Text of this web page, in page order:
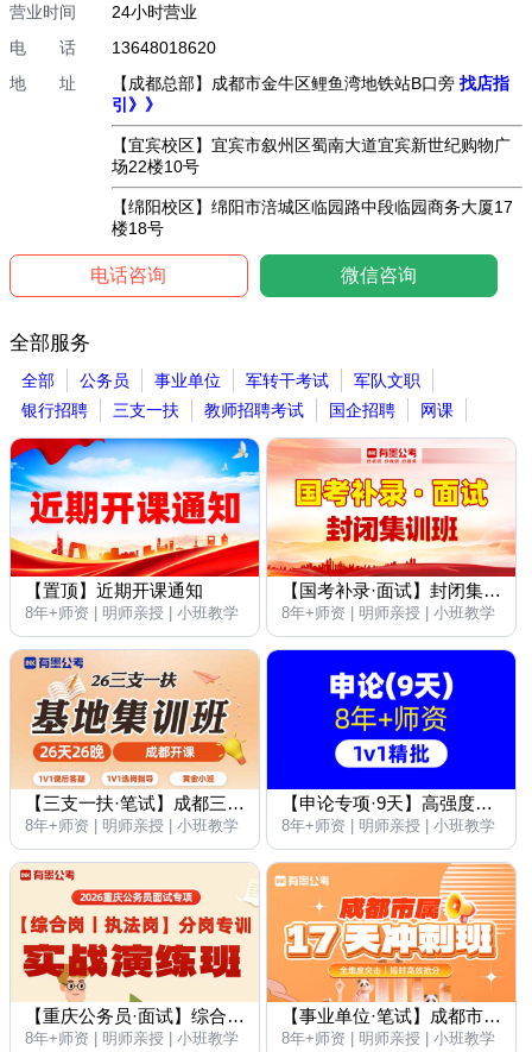
营业时间
24小时营业
电 话
13648018620
地 址
【成都总部】成都市金牛区鲤鱼湾地铁站B口旁找店指
引》》
【宜宾校区】宜宾市叙州区蜀南大道宜宾新世纪购物广
场22楼10号
【绵阳校区】绵阳市涪城区临园路中段临园商务大厦17
楼18号
电话咨询 微信咨询
全部服务
全部 公务员 事业单位 军转干考试
军队文职
银行招聘
三支一扶 教师招聘考试 国企招聘 网课
【置顶】近期开课通知
8年+师资 | 明师亲授 | 小班教学
【国考补录·面试】封闭集训班6天6晚
8年+师资 | 明师亲授 | 小班教学
【三支一扶·笔试】成都三支一扶集训班｜26 届考生直接冲！
8年+师资 | 明师亲授 | 小班教学
【申论专项·9天】高强度训练封闭集训营
8年+师资 | 明师亲授 | 小班教学
【重庆公务员·面试】综合岗·执法岗分岗转训实战演练班
8年+师资 | 明师亲授 | 小班教学
【事业单位·笔试】成都市属事业单位17天封闭冲刺班
8年+师资 | 明师亲授 | 小班教学